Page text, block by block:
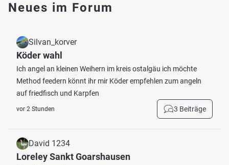
Neues im Forum
Silvan_korver
Köder wahl
Ich angel an kleinen Weihern im kreis ostalgäu ich möchte
Method feedern könnt ihr mir Köder empfehlen zum angeln
auf friedfisch und Karpfen
vor 2 Stunden 3 Beiträge
David 1234
Loreley Sankt Goarshausen